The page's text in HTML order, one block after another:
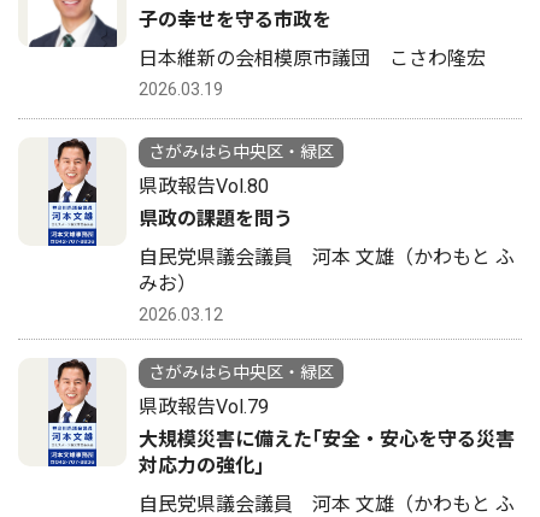
子の幸せを守る市政を
日本維新の会相模原市議団 こさわ隆宏
2026.03.19
さがみはら中央区・緑区
県政報告Vol.80
県政の課題を問う
自民党県議会議員 河本 文雄（かわもと ふ
みお）
2026.03.12
さがみはら中央区・緑区
県政報告Vol.79
大規模災害に備えた｢安全・安心を守る災害
対応力の強化｣
自民党県議会議員 河本 文雄（かわもと ふ